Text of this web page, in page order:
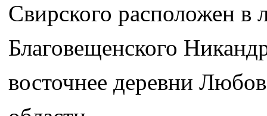
Свирского расположен в
Благовещенского
восточнее деревни